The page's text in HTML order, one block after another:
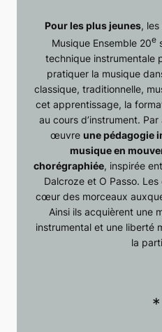
Pour les plus jeunes,
Musique Ensemble 20e
technique instrumentale
pratiquer la musique
classique, traditionnelle,
cet apprentissage, la
au cours d’instrument.
œuvre une pédagogie
musique en
chorégraphiée, inspirée
Dalcroze et O Passo.
cœur des morceaux
Ainsi ils acquièrent une
instrumental et une liberté
la
*